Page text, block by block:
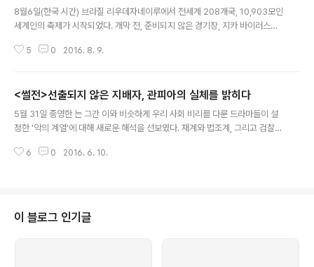
픽 중계
8월6일(한국 시간) 브라질 리우데자네이루에서 전세계 208개국, 10,903모인
세계인의 축제가 시작되었다. 개막 전, 준비되지 않은 경기장, 지카 바이러스의
반발 등, 과연 31회 브라질 올림픽이 무사히 열릴 수 있을 것인가에 대한 우려가
의 이목이 집중되었다. 우리나라라고 다를 것이 없다. 아니, 언제나 그래왔듯이,
'올릭픽 특수'라는 이 한 철 장사에 공중파 방송국은 멀쩡하게 방영되던 드라마
마저 올림픽을 핑계로 조기 종영시키고, 마치 올림픽만이 유일하게 볼만한 것인
5 0 2016. 8. 9.
<썰전>선출되지 않은 지배자, 관피아의 실체를 밝히다
5월 31일 종영한 는 그간 이와 비슷하게 우리 사회 비리를 다룬 드라마들이 설
정한 '악의 계열'에 대해 새로운 해석을 선보였다. 재계와 법조계, 그리고 검찰이
죄적 영향력을 미치고 있다는 점에서는 동일하지만, 이전의 작품들이 '돈'을 가
히려 그런 재벌이나, 그의 오른 손인 법무법인조차도 '법'이라는 수단을 통해 '처
리'해 버리는 능력자로 등장한다. 그런 그가 진심으로 고개를 수그리는 이가 있
6 0 2016. 6. 10.
이 블로그 인기글